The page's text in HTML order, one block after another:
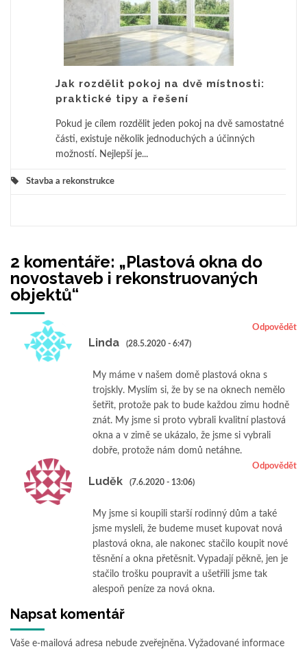
Jak rozdělit pokoj na dvě místnosti:
praktické tipy a řešení
Pokud je cílem rozdělit jeden pokoj na dvě samostatné
části, existuje několik jednoduchých a účinných
možností. Nejlepší je...
Stavba a rekonstrukce
2 komentáře: „Plastová okna do
novostaveb i rekonstruovaných
objektů“
Linda (28.5.2020 - 6:47)
Odpovědět
My máme v našem domě plastová okna s
trojskly. Myslím si, že by se na oknech nemělo
šetřit, protože pak to bude každou zimu hodně
znát. My jsme si proto vybrali kvalitní plastová
okna a v zimě se ukázalo, že jsme si vybrali
dobře, protože nám domů netáhne.
Luděk (7.6.2020 - 13:06)
Odpovědět
My jsme si koupili starší rodinný dům a také
jsme mysleli, že budeme muset kupovat nová
plastová okna, ale nakonec stačilo koupit nové
těsnění a okna přetěsnit. Vypadají pěkně, jen je
stačilo trošku poupravit a ušetřili jsme tak
alespoň peníze za nová okna.
Napsat komentář
Vaše e-mailová adresa nebude zveřejněna. Vyžadované informace